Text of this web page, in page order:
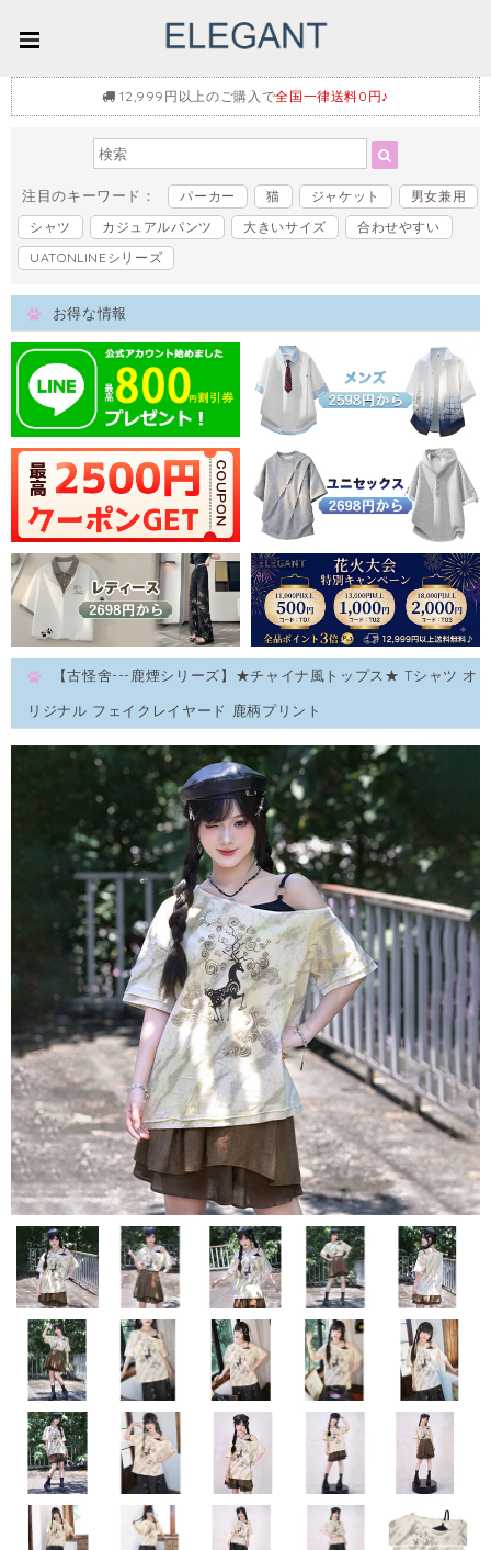
12,999円以上のご購入で全国一律送料0円♪
注目のキーワード： パーカー 猫 ジャケット
男女兼用
シャツ
カジュアルパンツ 大きいサイズ
合わせやすい
UATONLINEシリーズ
お得な情報
【古怪舍---鹿煙シリーズ】★チャイナ風トップス★ Tシャツ オ
リジナル フェイクレイヤード 鹿柄プリント